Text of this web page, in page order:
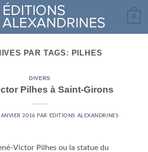
PAR TAGS: PILHES
DIVERS
Pilhes à Saint-Girons
2016 PAR EDITIONS ALEXANDRINES
Victor Pilhes ou la statue du